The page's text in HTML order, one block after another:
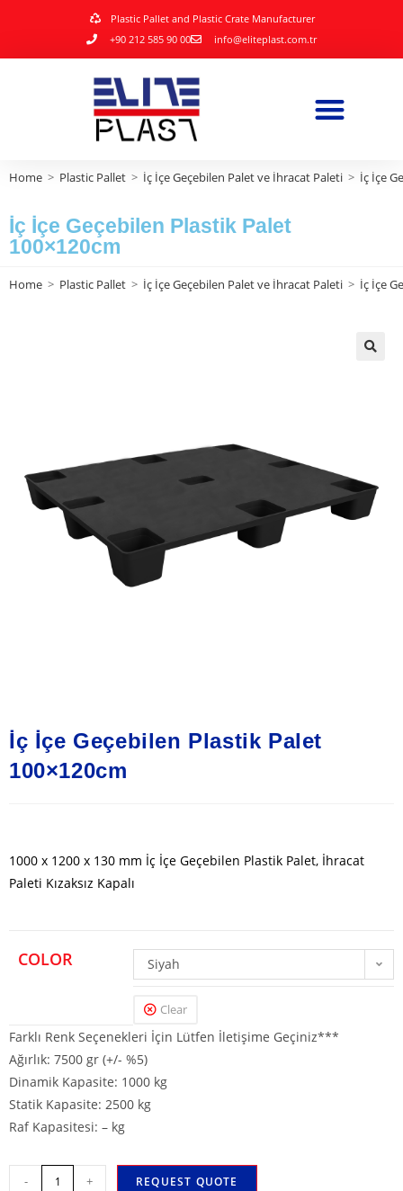
Plastic Pallet and Plastic Crate Manufacturer
+90 212 585 90 00
info@eliteplast.com.tr
Home > Plastic Pallet > İç İçe Geçebilen Palet ve İhracat Paleti > İç İçe
İç İçe Geçebilen Plastik Palet
100×120cm
Home > Plastic Pallet > İç İçe Geçebilen Palet ve İhracat Paleti > İç İçe
İç İçe Geçebilen Plastik Palet
100×120cm
1000 x 1200 x 130 mm İç İçe Geçebilen Plastik Palet, İhracat
Paleti Kızaksız Kapalı
COLOR Siyah
Clear
Farklı Renk Seçenekleri İçin Lütfen İletişime Geçiniz***
Ağırlık: 7500 gr (+/- %5)
Dinamik Kapasite: 1000 kg
Statik Kapasite: 2500 kg
Raf Kapasitesi: – kg
- + REQUEST QUOTE